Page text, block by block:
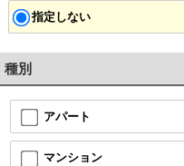
指定しない
種別
アパート
マンション